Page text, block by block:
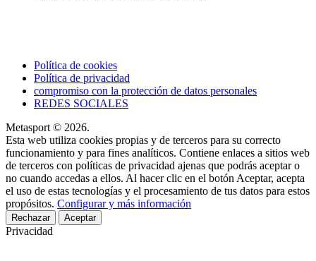
Política de cookies
Política de privacidad
compromiso con la protección de datos personales
REDES SOCIALES
Metasport © 2026.
Esta web utiliza cookies propias y de terceros para su correcto
funcionamiento y para fines analíticos. Contiene enlaces a sitios web
de terceros con políticas de privacidad ajenas que podrás aceptar o
no cuando accedas a ellos. Al hacer clic en el botón Aceptar, acepta
el uso de estas tecnologías y el procesamiento de tus datos para estos
propósitos. Configurar y más información
Rechazar Aceptar
Privacidad